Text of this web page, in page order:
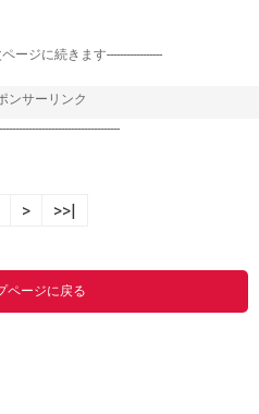
ージに続きます-----------------
ンサーリンク
> >>|
ページに戻る